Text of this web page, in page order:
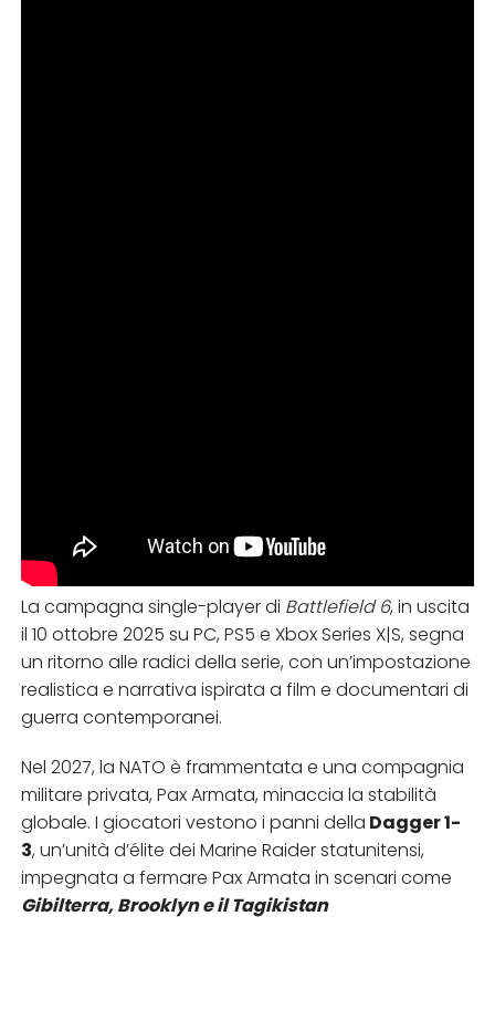
La campagna single-player di Battlefield 6, in uscita
il 10 ottobre 2025 su PC, PS5 e Xbox Series X|S, segna
un ritorno alle radici della serie, con un’impostazione
realistica e narrativa ispirata a film e documentari di
guerra contemporanei.
Nel 2027, la NATO è frammentata e una compagnia
militare privata, Pax Armata, minaccia la stabilità
globale. I giocatori vestono i panni della Dagger 1-
3, un’unità d’élite dei Marine Raider statunitensi,
impegnata a fermare Pax Armata in scenari come
Gibilterra, Brooklyn e il Tagikistan